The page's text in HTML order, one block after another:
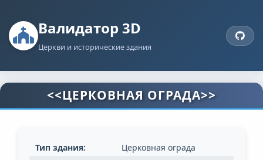
Валидатор 3D
Церкви и исторические здания
<<ЦЕРКОВНАЯ ОГРАДА>>
Тип здания:
Церковная ограда